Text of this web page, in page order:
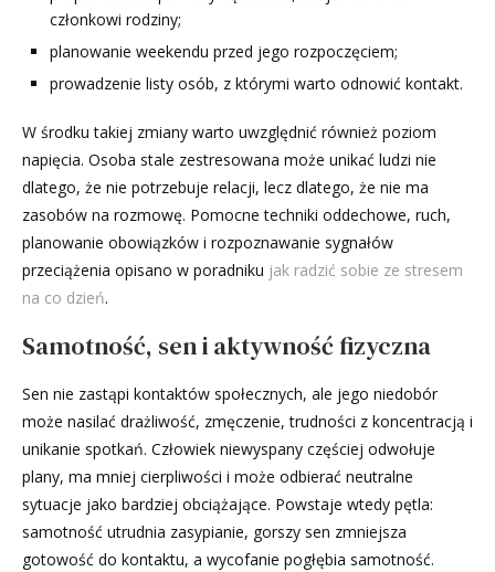
członkowi rodziny;
planowanie weekendu przed jego rozpoczęciem;
prowadzenie listy osób, z którymi warto odnowić kontakt.
W środku takiej zmiany warto uwzględnić również poziom
napięcia. Osoba stale zestresowana może unikać ludzi nie
dlatego, że nie potrzebuje relacji, lecz dlatego, że nie ma
zasobów na rozmowę. Pomocne techniki oddechowe, ruch,
planowanie obowiązków i rozpoznawanie sygnałów
przeciążenia opisano w poradniku jak radzić sobie ze stresem
na co dzień.
Samotność, sen i aktywność fizyczna
Sen nie zastąpi kontaktów społecznych, ale jego niedobór
może nasilać drażliwość, zmęczenie, trudności z koncentracją i
unikanie spotkań. Człowiek niewyspany częściej odwołuje
plany, ma mniej cierpliwości i może odbierać neutralne
sytuacje jako bardziej obciążające. Powstaje wtedy pętla:
samotność utrudnia zasypianie, gorszy sen zmniejsza
gotowość do kontaktu, a wycofanie pogłębia samotność.